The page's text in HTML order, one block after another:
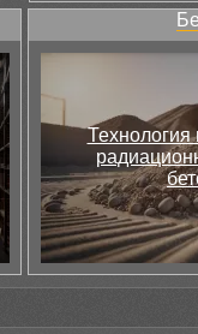
Технология